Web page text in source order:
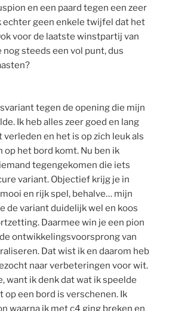
en een paard tegen een zeer
echter geen enkele twijfel dat het
voor de laatste winstpartij van
steeds een vol punt, dus
tegen de opening die mijn
Ik heb alles zeer goed en lang
en het is op zich leuk als
op het bord komt. Nu ben ik
tegengekomen die iets
variant. Objectief krijg je in
en rijk spel, behalve… mijn
de variant duidelijk wel en koos
Daarmee win je een pion
ontwikkelingsvoorsprong van
Dat wist ik en daarom heb
naar verbeteringen voor wit.
want ik denk dat wat ik speelde
op een bord is verschenen. Ik
waarna ik met c4 ging breken en